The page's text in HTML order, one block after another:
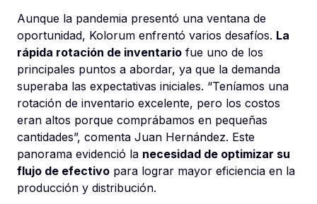
Aunque la pandemia presentó una ventana de
oportunidad, Kolorum enfrentó varios desafíos. La
rápida rotación de inventario fue uno de los
principales puntos a abordar, ya que la demanda
superaba las expectativas iniciales. “Teníamos una
rotación de inventario excelente, pero los costos
eran altos porque comprábamos en pequeñas
cantidades”, comenta Juan Hernández. Este
panorama evidenció la necesidad de optimizar su
flujo de efectivo para lograr mayor eficiencia en la
producción y distribución.